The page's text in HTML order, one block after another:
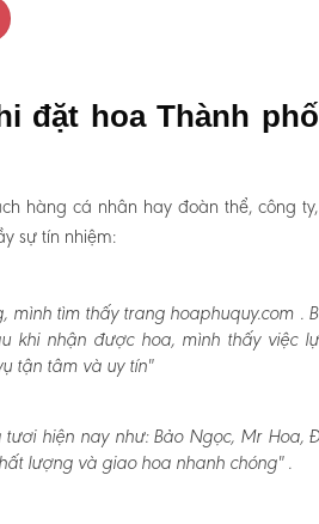
đặt hoa Thành
hàng cá nhân hay đoàn thể, công
sự tín nhiệm:
mình tìm thấy trang hoaphuquy.com .
khi nhận được hoa, mình thấy việc
tận tâm và uy tín"
hiện nay như: Bảo Ngọc, Mr Hoa,
lượng và giao hoa nhanh chóng" .